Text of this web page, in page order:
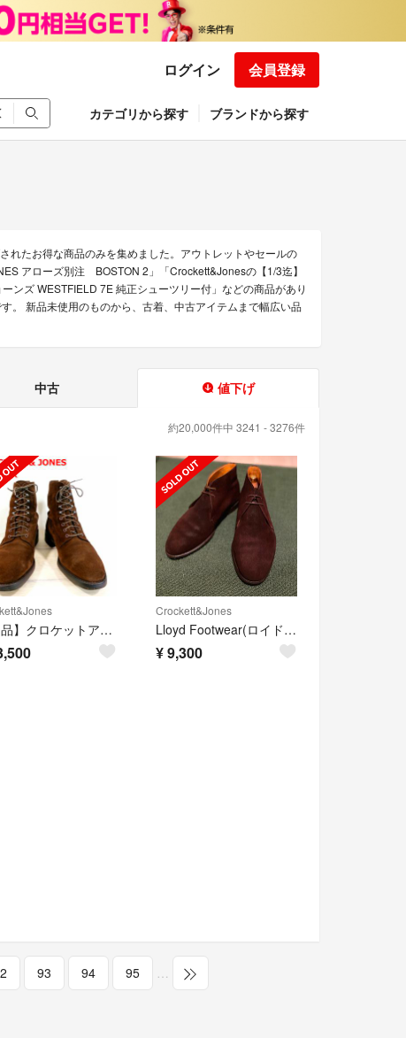
ログイン 会員登録
カテゴリから探す ブランドから探す
れたお得な商品のみを集めました。アウトレットやセールの
アローズ別注 BOSTON 2」「Crockett&Jonesの【1/3迄】
ンズ WESTFIELD 7E 純正シューツリー付」などの商品があり
。 新品未使用のものから、古着、中古アイテムまで幅広い品
中古 値下げ
約20,000件中 3241 - 3276件
【良品】クロケットアンドジョーンズ レースアップブーツ RADNOR
Crockett&Jones
Lloyd Footwear(ロイドフットウェア) チャッカブーツ 26.5cm
¥9,300
93 94 95 …